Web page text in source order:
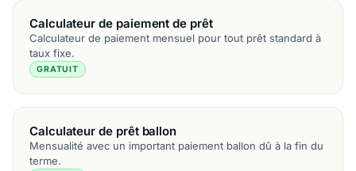
Calculateur de paiement de prêt
Calculateur de paiement mensuel pour tout prêt standard à
taux fixe.
GRATUIT
Calculateur de prêt ballon
Mensualité avec un important paiement ballon dû à la fin du
terme.